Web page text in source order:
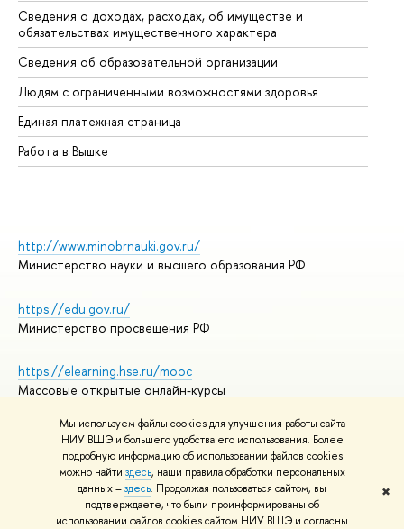
Мы используем файлы cookies для улучшения работы сайта
НИУ ВШЭ и большего удобства его использования. Более
подробную информацию об использовании файлов cookies
можно найти здесь, наши правила обработки персональных
данных –здесь. Продолжая пользоваться сайтом, вы
подтверждаете, что были проинформированы об
использовании файлов cookies сайтом НИУ ВШЭ и согласны
✖
Сведения о доходах, расходах, об имуществе и
обязательствах имущественного характера
Сведения об образовательной организации
Людям с ограниченными возможностями здоровья
Единая платежная страница
Работа в Вышке
http://www.minobrnauki.gov.ru/
Министерство науки и высшего образования РФ
https://edu.gov.ru/
Министерство просвещения РФ
https://elearning.hse.ru/mooc
Массовые открытые онлайн-курсы
© НИУ ВШЭ 1993–2026
Адреса и контакты
Условия использования материалов
Политика конфиденциальности